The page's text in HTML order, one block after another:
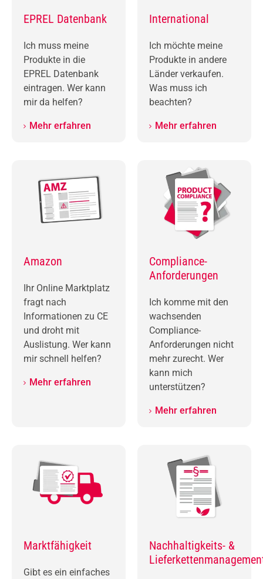
EPREL Datenbank
Ich muss meine
Produkte in die
EPREL Datenbank
eintragen. Wer kann
mir da helfen?
Mehr erfahren
International
Ich möchte meine
Produkte in andere
Länder verkaufen.
Was muss ich
beachten?
Mehr erfahren
Amazon
Ihr Online Marktplatz
fragt nach
Informationen zu CE
und droht mit
Auslistung. Wer kann
mir schnell helfen?
Mehr erfahren
Compliance-
Anforderungen
Ich komme mit den
wachsenden
Compliance-
Anforderungen nicht
mehr zurecht. Wer
kann mich
unterstützen?
Mehr erfahren
Marktfähigkeit
Gibt es ein einfaches
Nachhaltigkeits- &